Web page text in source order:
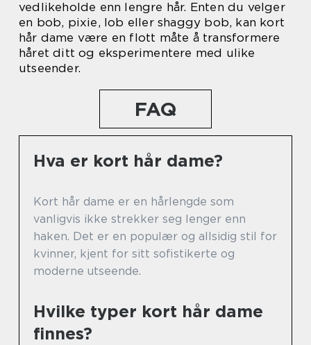
vedlikeholde enn lengre hår. Enten du velger
en bob, pixie, lob eller shaggy bob, kan kort
hår dame være en flott måte å transformere
håret ditt og eksperimentere med ulike
utseender.
FAQ
Hva er kort hår dame?
Kort hår dame er en hårlengde som
vanligvis ikke strekker seg lenger enn
haken. Det er en populær og allsidig stil for
kvinner, kjent for sitt sofistikerte og
moderne utseende.
Hvilke typer kort hår dame
finnes?